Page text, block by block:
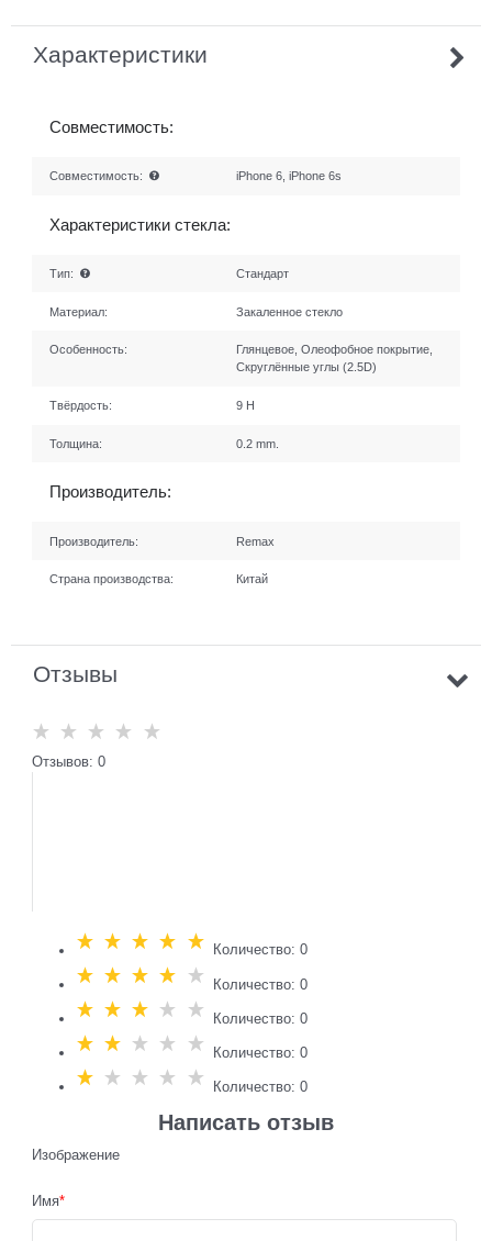
Характеристики
Совместимость:
Совместимость: iPhone 6, iPhone 6s
Характеристики стекла:
Тип: Стандарт
Материал: Закаленное стекло
Особенность:
Глянцевое, Олеофобное покрытие,
Скруглённые углы (2.5D)
Твёрдость: 9 H
Толщина: 0.2 mm.
Производитель:
Производитель: Remax
Страна производства: Китай
Отзывы
Отзывов: 0
Количество: 0
Количество: 0
Количество: 0
Количество: 0
Количество: 0
Написать отзыв
Изображение
Имя